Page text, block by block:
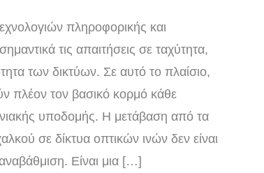
πληροφορικής και
τις απαιτήσεις σε ταχύτητα,
των δικτύων. Σε αυτό το πλαίσιο,
πλέον τον βασικό κορμό κάθε
υποδομής. Η μετάβαση από τα
σε δίκτυα οπτικών ινών δεν είναι
Είναι μια […]